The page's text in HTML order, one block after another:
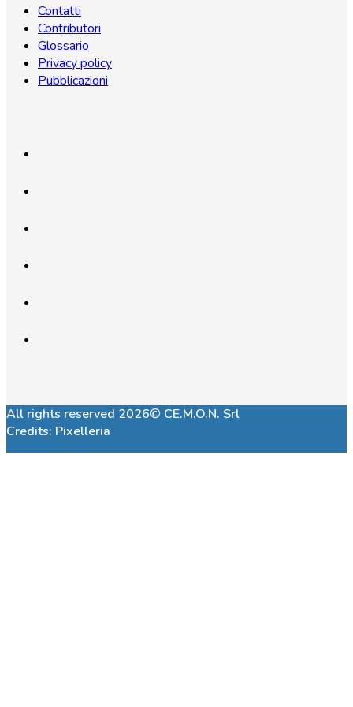
Contatti
Contributori
Glossario
Privacy policy
Pubblicazioni
All rights reserved 2026© CE.M.O.N. Srl
Credits: Pixelleria